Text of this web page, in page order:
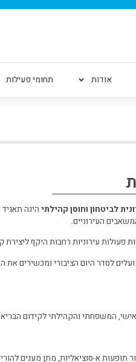
אודות תחומי פעילות
לביטחון וחוסן קהילתי הינה
העירוניים.
פעולות עירוניות רחבות היקף
לסדר היום הציבורי ומכשירים
המשפחתי והקהילתי לקידום
תופעות א-סוציאליות, מתן מענים